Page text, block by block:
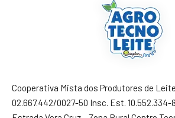
Cooperativa Mista dos Produtores de
02.667.442/0027-50 Insc. Est. 10.552.334-8